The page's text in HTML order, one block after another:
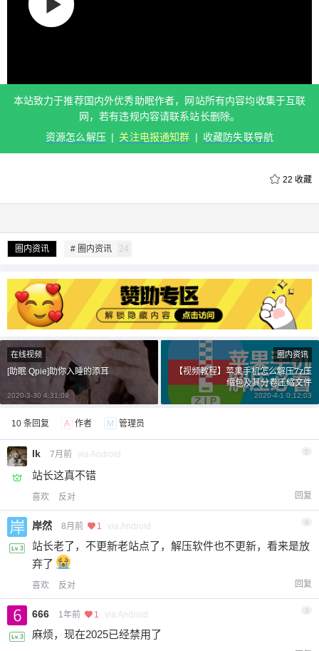
本站致力于推荐国内外优秀助眠作者，网站所有内容均收集于互联
网，若有违规内容请联系站长删除。
资源怎么解压 | 关注电报通知群 | 收藏防失联导航
22 收藏
圈内资讯 # 圈内资讯 24
2 元
20 50
¥
在线视频
[助眠 Qpie]助你入睡的添耳
2020-3-30 4:31:09
圈内资讯
【视频教程】苹果手机怎么解压7z压
缩包及其分卷压缩文件
2020-4-1 0:12:03
10 条回复 A 作者 M 管理员
lk 7月前 via Android 5
站长这真不错
喜欢 反对 回复
岸然 8月前 1 via Android 4
站长老了，不更新老站点了，解压软件也不更新，看来是放
弃了
喜欢 反对 回复
666 1年前 1 via Android 3
麻烦，现在2025已经禁用了